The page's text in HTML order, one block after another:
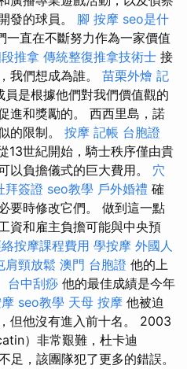
發的球員。 腳 按摩 seo是什
一直在不斷努力作為一家價值
推拿 傳統整復推拿技術士 接
我們想成為誰。 苗栗外燴 記
員是根據他們對我們價值觀的
進和獎勵的。 西西里島，諾
的限制。 按摩 記帳 台胞證
13世紀開始，騎士秩序僅由貴
以負擔儀式的巨大費用。 穴
拜簽證 seo教學 戶外婚禮 確
要時修改它們。 做到這一點
資和雇主負擔可能與中央預
按摩課程費用 學按摩 外國人
肩頸放鬆 澳門 台胞證 他的上
台中刮痧 他的最佳成績是今年
seo教學 天母 按摩 他被迫
但他沒有進入前十名。 2003
）非常艱難，杜卡迪
足，該團隊犯了更多的錯誤。